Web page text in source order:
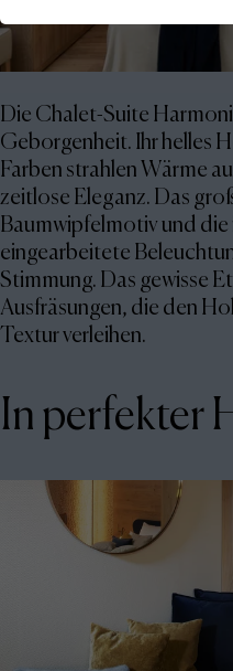
Die Chalet-Suite
Geborgenheit. Ihr helles
Farben strahlen Wärme
zeitlose Eleganz. Das
Baumwipfelmotiv und
eingearbeitete
Stimmung. Das gewisse
Ausfräsungen, die den
Textur verleihen.
In perfekter